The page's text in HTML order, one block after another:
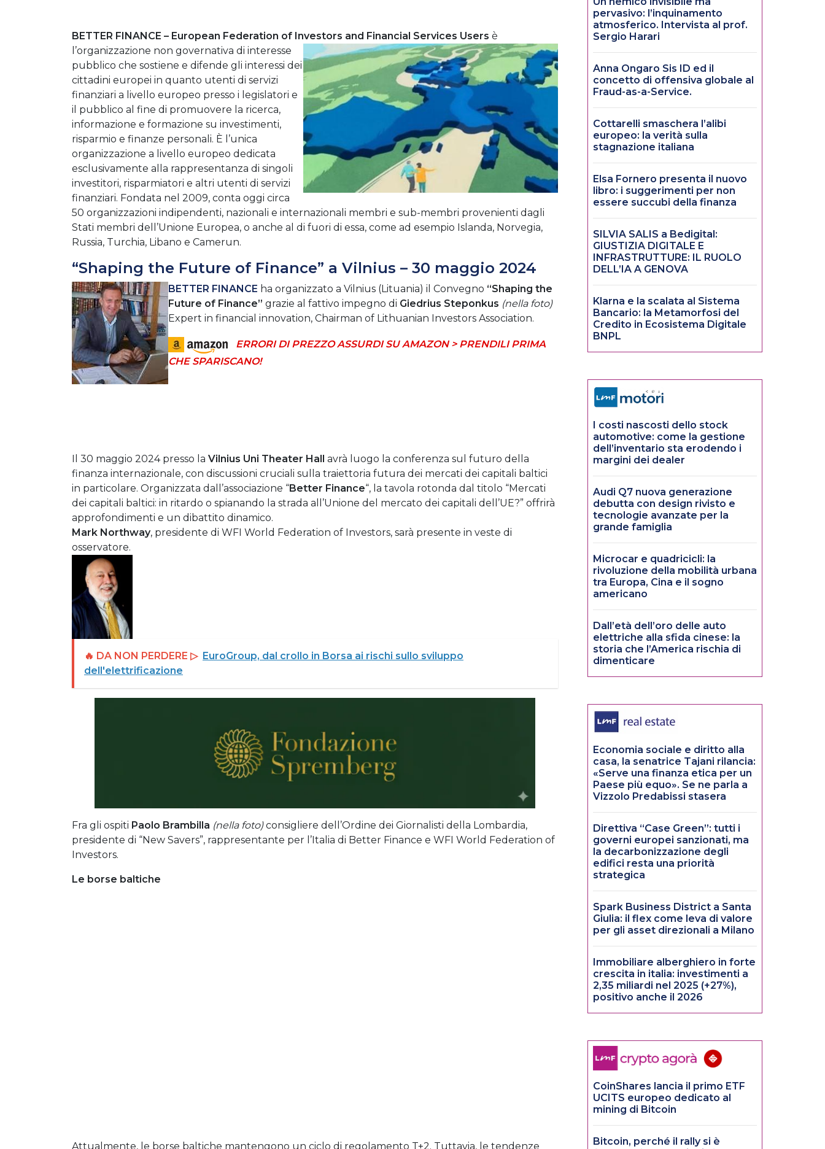
BETTER FINANCE – European Federation of Investors and Financial Services Users è
l’organizzazione non governativa di interesse
pubblico che sostiene e difende gli interessi dei
cittadini europei in quanto utenti di servizi
finanziari a livello europeo presso i legislatori e
il pubblico al fine di promuovere la ricerca,
informazione e formazione su investimenti,
risparmio e finanze personali. È l’unica
organizzazione a livello europeo dedicata
esclusivamente alla rappresentanza di singoli
investitori, risparmiatori e altri utenti di servizi
finanziari. Fondata nel 2009, conta oggi circa
50 organizzazioni indipendenti, nazionali e internazionali membri e sub-membri provenienti dagli
Stati membri dell’Unione Europea, o anche al di fuori di essa, come ad esempio Islanda, Norvegia,
Russia, Turchia, Libano e Camerun.
“Shaping the Future of Finance” a Vilnius – 30 maggio 2024
BETTER FINANCE ha organizzato a Vilnius (Lituania) il Convegno “Shaping the
Future of Finance” grazie al fattivo impegno di Giedrius Steponkus (nella foto)
Expert in financial innovation, Chairman of Lithuanian Investors Association.
ERRORI DI PREZZO ASSURDI SU AMAZON > PRENDILI PRIMA
CHE SPARISCANO!
Il 30 maggio 2024 presso la Vilnius Uni Theater Hall avrà luogo la conferenza sul futuro della
finanza internazionale, con discussioni cruciali sulla traiettoria futura dei mercati dei capitali baltici
in particolare. Organizzata dall’associazione “Better Finance“, la tavola rotonda dal titolo “Mercati
dei capitali baltici: in ritardo o spianando la strada all’Unione del mercato dei capitali dell’UE?” offrirà
approfondimenti e un dibattito dinamico.
Mark Northway, presidente di WFI World Federation of Investors, sarà presente in veste di
osservatore.
🔥 DA NON PERDERE ▷ EuroGroup, dal crollo in Borsa ai rischi sullo sviluppo
dell'elettrificazione
Fra gli ospiti Paolo Brambilla (nella foto)consigliere dell’Ordine dei Giornalisti della Lombardia,
presidente di “New Savers”, rappresentante per l’Italia di Better Finance e WFI World Federation of
Investors.
Le borse baltiche
Attualmente, le borse baltiche mantengono un ciclo di regolamento T+2. Tuttavia, le tendenze
pervasivo: l’inquinamento
atmosferico. Intervista al prof.
Sergio Harari
Anna Ongaro Sis ID ed il
concetto di offensiva globale al
Fraud-as-a-Service.
Cottarelli smaschera l’alibi
europeo: la verità sulla
stagnazione italiana
Elsa Fornero presenta il nuovo
libro: i suggerimenti per non
essere succubi della finanza
SILVIA SALIS a Bedigital:
GIUSTIZIA DIGITALE E
INFRASTRUTTURE: IL RUOLO
DELL’IA A GENOVA
Klarna e la scalata al Sistema
Bancario: la Metamorfosi del
Credito in Ecosistema Digitale
BNPL
I costi nascosti dello stock
automotive: come la gestione
dell’inventario sta erodendo i
margini dei dealer
Audi Q7 nuova generazione
debutta con design rivisto e
tecnologie avanzate per la
grande famiglia
Microcar e quadricicli: la
rivoluzione della mobilità urbana
tra Europa, Cina e il sogno
americano
Dall’età dell’oro delle auto
elettriche alla sfida cinese: la
storia che l’America rischia di
dimenticare
Economia sociale e diritto alla
casa, la senatrice Tajani rilancia:
«Serve una finanza etica per un
Paese più equo». Se ne parla a
Vizzolo Predabissi stasera
Direttiva “Case Green”: tutti i
governi europei sanzionati, ma
la decarbonizzazione degli
edifici resta una priorità
strategica
Spark Business District a Santa
Giulia: il flex come leva di valore
per gli asset direzionali a Milano
Immobiliare alberghiero in forte
crescita in italia: investimenti a
2,35 miliardi nel 2025 (+27%),
positivo anche il 2026
CoinShares lancia il primo ETF
UCITS europeo dedicato al
mining di Bitcoin
Bitcoin, perché il rally si è